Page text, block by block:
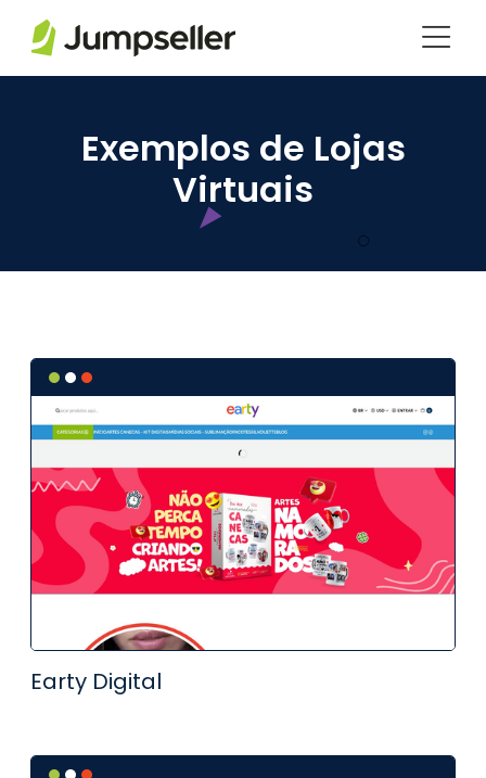
Exemplos de Lojas
Virtuais
Earty Digital